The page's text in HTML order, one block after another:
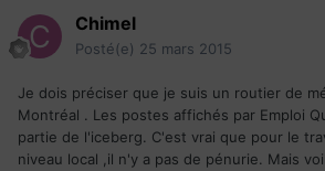
Chimel
Posté(e) 25 mars 2015
Je dois préciser que je suis un routier de
Montréal . Les postes affichés par Emploi
partie de l'iceberg. C'est vrai que pour le
niveau local ,il n'y a pas de pénurie. Mais